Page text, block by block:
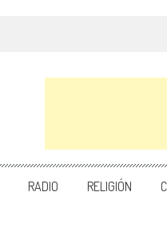
RADIO RELIGIÓN